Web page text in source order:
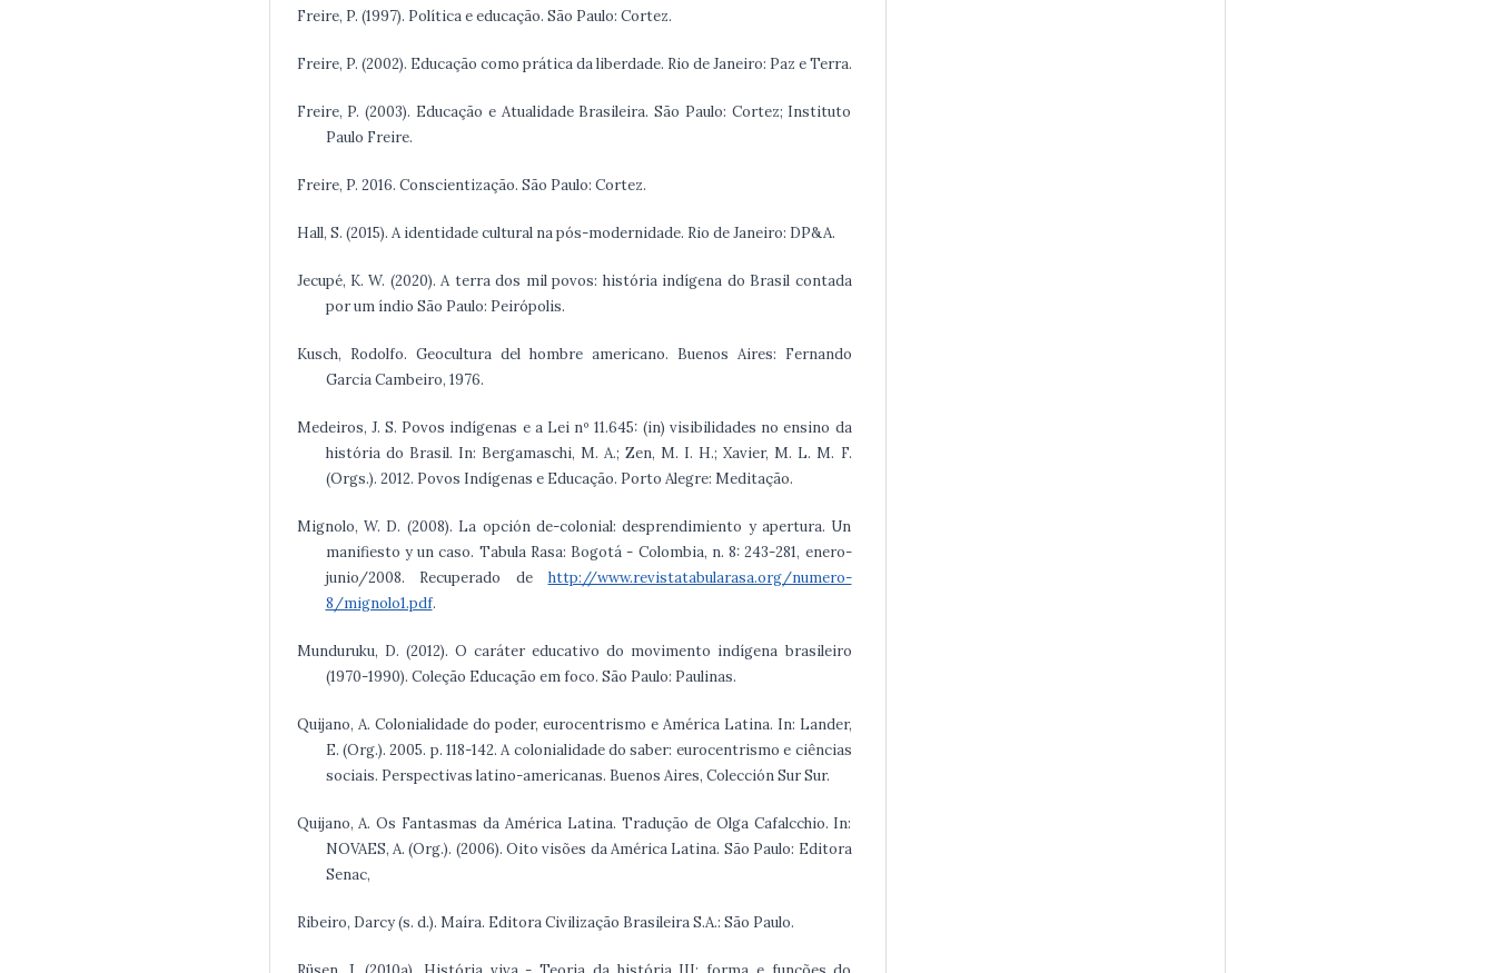
Freire, P. (1997). Política e educação. São Paulo: Cortez.
Freire, P. (2002). Educação como prática da liberdade. Rio de Janeiro: Paz e Terra.
Freire, P. (2003). Educação e Atualidade Brasileira. São Paulo: Cortez; Instituto
Paulo Freire.
Freire, P. 2016. Conscientização. São Paulo: Cortez.
Hall, S. (2015). A identidade cultural na pós-modernidade. Rio de Janeiro: DP&A.
Jecupé, K. W. (2020). A terra dos mil povos: história indígena do Brasil contada
por um índio São Paulo: Peirópolis.
Kusch, Rodolfo. Geocultura del hombre americano. Buenos Aires: Fernando
Garcia Cambeiro, 1976.
Medeiros, J. S. Povos indígenas e a Lei nº 11.645: (in) visibilidades no ensino da
história do Brasil. In: Bergamaschi, M. A.; Zen, M. I. H.; Xavier, M. L. M. F.
(Orgs.). 2012. Povos Indígenas e Educação. Porto Alegre: Meditação.
Mignolo, W. D. (2008). La opción de-colonial: desprendimiento y apertura. Un
manifiesto y un caso. Tabula Rasa: Bogotá - Colombia, n. 8: 243-281, enero-
junio/2008. Recuperado de http://www.revistatabularasa.org/numero-
8/mignolo1.pdf.
Munduruku, D. (2012). O caráter educativo do movimento indígena brasileiro
(1970-1990). Coleção Educação em foco. São Paulo: Paulinas.
Quijano, A. Colonialidade do poder, eurocentrismo e América Latina. In: Lander,
E. (Org.). 2005. p. 118-142. A colonialidade do saber: eurocentrismo e ciências
sociais. Perspectivas latino-americanas. Buenos Aires, Colección Sur Sur.
Quijano, A. Os Fantasmas da América Latina. Tradução de Olga Cafalcchio. In:
NOVAES, A. (Org.). (2006). Oito visões da América Latina. São Paulo: Editora
Senac,
Ribeiro, Darcy (s. d.). Maíra. Editora Civilização Brasileira S.A.: São Paulo.